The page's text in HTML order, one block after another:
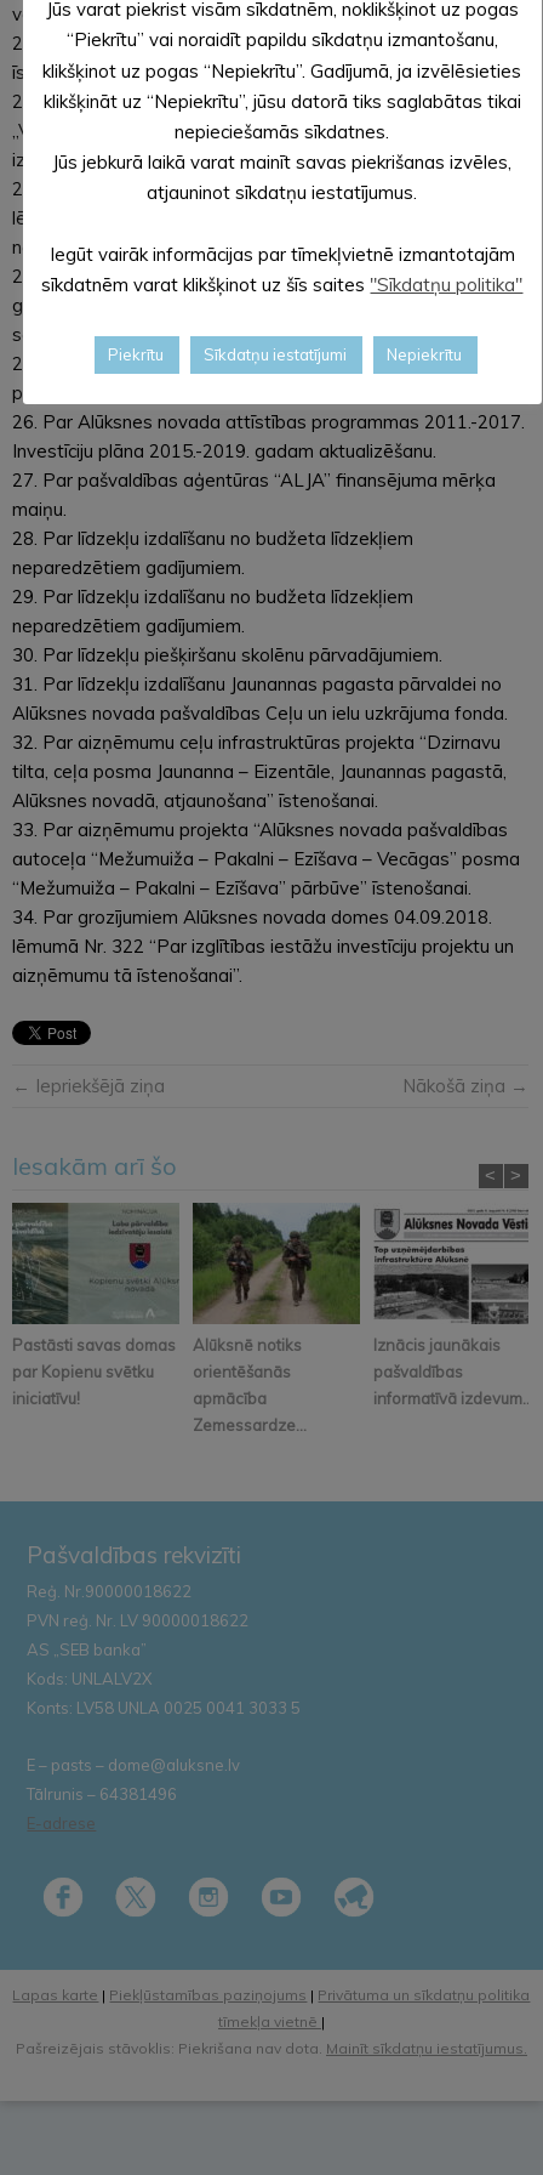
volejbolā”.
21. Par Atpūtas un dabas izziņas vietas (dabas mājas)
īslaicīgās nomas maksas pakalpojumiem.
22. Par maksas pakalpojuma noteikšanu Treileru laukuma
„Vaiņagos”, Kornetos, Veclaicenes pagastā, Alūksnes novadā
izmantošanai.
23. Par grozījumiem Alūksnes novada domes 31.01.2019.
lēmumā Nr.15 „Par amata vietām un atlīdzību Alūksnes
novada pašvaldībā”.
24. Par grozījumiem Alūksnes novada pašvaldības 2012.
gada 23. februāra noteikumos Nr. 3/2012 „Kārtība, kādā
sadala Alūksnes novada pašvaldības budžeta līdzekļus”.
25. Par saistošo noteikumu Nr.__/2019 „Par Alūksnes novada
pašvaldības budžetu 2019. gadam” izdošanu.
26. Par Alūksnes novada attīstības programmas 2011.-2017.
Investīciju plāna 2015.-2019. gadam aktualizēšanu.
27. Par pašvaldības aģentūras “ALJA” finansējuma mērķa
maiņu.
28. Par līdzekļu izdalīšanu no budžeta līdzekļiem
neparedzētiem gadījumiem.
29. Par līdzekļu izdalīšanu no budžeta līdzekļiem
neparedzētiem gadījumiem.
30. Par līdzekļu piešķiršanu skolēnu pārvadājumiem.
31. Par līdzekļu izdalīšanu Jaunannas pagasta pārvaldei no
Alūksnes novada pašvaldības Ceļu un ielu uzkrājuma fonda.
32. Par aizņēmumu ceļu infrastruktūras projekta “Dzirnavu
tilta, ceļa posma Jaunanna – Eizentāle, Jaunannas pagastā,
Alūksnes novadā, atjaunošana” īstenošanai.
33. Par aizņēmumu projekta “Alūksnes novada pašvaldības
autoceļa “Mežumuiža – Pakalni – Ezīšava – Vecāgas” posma
“Mežumuiža – Pakalni – Ezīšava” pārbūve” īstenošanai.
34. Par grozījumiem Alūksnes novada domes 04.09.2018.
lēmumā Nr. 322 “Par izglītības iestāžu investīciju projektu un
aizņēmumu tā īstenošanai”.
← Iepriekšējā ziņa Nākošā ziņa →
Iesakām arī šo
Pastāsti savas domas
par Kopienu svētku
iniciatīvu!
Alūksnē notiks
orientēšanās
apmācība
Zemessardze...
Iznācis jaunākais
pašvaldības
informatīvā izdevum...
< >
Pašvaldības rekvizīti
Reģ. Nr.90000018622
PVN reģ. Nr. LV 90000018622
AS „SEB banka”
Kods: UNLALV2X
Konts: LV58 UNLA 0025 0041 3033 5
E – pasts – dome@aluksne.lv
Tālrunis – 64381496
E-adrese
Lapas karte | Piekļūstamības paziņojums | Privātuma un sīkdatņu politika
tīmekļa vietnē |
Pašreizējais stāvoklis: Piekrišana nav dota. Mainīt sīkdatņu iestatījumus.
Jūs varat piekrist visām sīkdatnēm, noklikšķinot uz pogas
“Piekrītu” vai noraidīt papildu sīkdatņu izmantošanu,
klikšķinot uz pogas “Nepiekrītu”. Gadījumā, ja izvēlēsieties
klikšķināt uz “Nepiekrītu”, jūsu datorā tiks saglabātas tikai
nepieciešamās sīkdatnes.
Jūs jebkurā laikā varat mainīt savas piekrišanas izvēles,
atjauninot sīkdatņu iestatījumus.
Iegūt vairāk informācijas par tīmekļvietnē izmantotajām
sīkdatnēm varat klikšķinot uz šīs saites "Sīkdatņu politika"
Piekrītu Sīkdatņu iestatījumi Nepiekrītu